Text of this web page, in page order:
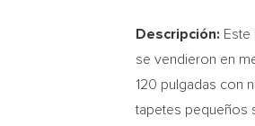
Descripción:
se vendieron en
120 pulgadas con
tapetes pequeños